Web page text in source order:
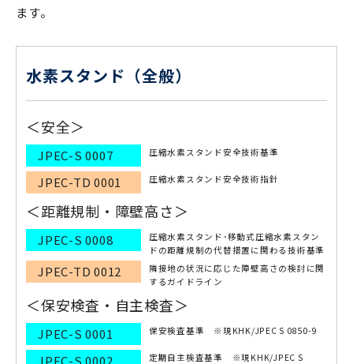
ます。
水素スタンド（全般）
＜安全＞
JPEC-S 0007 圧縮水素スタンド安全技術基準
JPEC-TD 0001 圧縮水素スタンド安全技術指針
＜距離規制・障壁高さ＞
JPEC-S 0008
圧縮水素スタンド･移動式圧縮水素スタン
ドの距離規制の代替措置に関わる技術基準
JPEC-TD 0012
隣接地の状況に応じた障壁高さの検討に関
するガイドライン
＜保安検査・自主検査＞
JPEC-S 0001 保安検査基準 ※現KHK/JPEC S 0850-9
JPEC-S 0002
定期自主検査基準 ※現KHK/JPEC S